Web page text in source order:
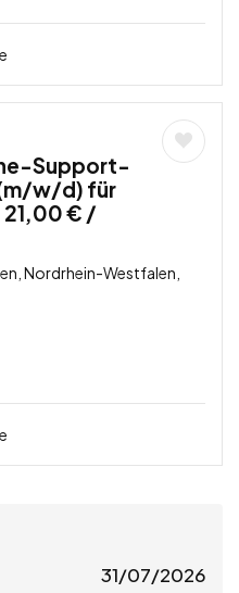
Support-
w/d) für
21,00 € /
Nordrhein-Westfalen,
31/07/2026